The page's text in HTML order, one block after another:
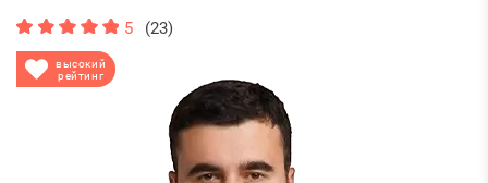
высокий
рейтинг
5 (23)